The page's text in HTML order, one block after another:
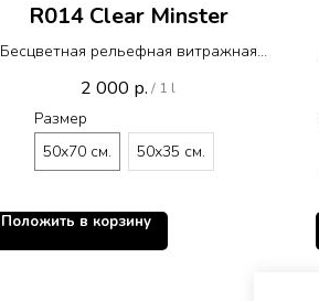
R014 Clear Minster
Бесцветная рельефная витражная
Минстер
2 000 р. / 1 l
Размер
50х70 см.
50х35 см.
Положить в корзину